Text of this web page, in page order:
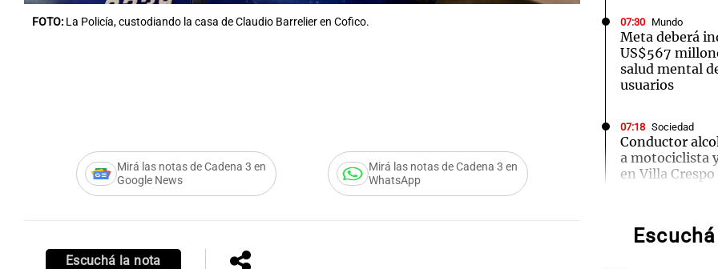
FOTO: La Policía, custodiando la casa de Claudio Barrelier en Cofico.
Mirá las notas de Cadena 3 en
Google News
Mirá las notas de Cadena 3 en
WhatsApp
Escuchá la nota
07:30 Mundo
Meta deberá
US$567
salud mental
usuarios
07:18 Sociedad
Conductor
a motociclista
en Villa Crespo
Emergencia
"Permite
Audio.